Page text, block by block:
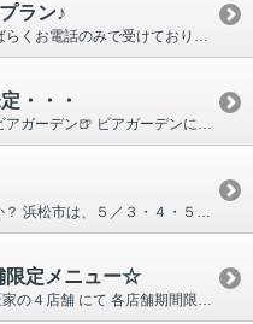
ラン♪
夕食と翌朝の朝食がついたプランは、しばらくお電話のみで受けておりましたが、 お客様のお声もあり、ネット予約からも受けられるように致しました。 ６／１(木)の宿泊分より予約可能となっております。 ...
・・・
今年もやってきます、いその夏季恒例のビアガーデン🍺 ビアガーデンについてのお問い合わせを１日に何件かいただく今日この頃。 まだ決まっていないんです、と伝えると「楽しみにしてるんで絶対開催はして下...
GW 皆様いかがお過ごしでしたでしょうか？ 浜松市は、５／３・４・５と『浜松まつり』が開催され、 最終日の５／５は松本潤さん達による騎馬武者行列もあり、 浜松市はかなり盛り上がりました。 こんな...
限定メニュー☆
本日４/２６より、 横浜家系ラーメン 麺匠家の４店舗 にて 各店舗期間限定 メニュー を販売しておりますの で紹介させてください!! ファン待望の濃厚つけ麺登場☆ ● 幸 店 &nb...